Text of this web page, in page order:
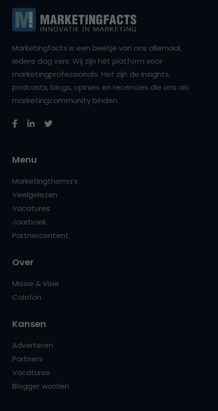
Marketingfacts is een beetje van ons allemaal,
iedere dag vers. Wij zijn hét platform voor
marketingprofessionals. Het zijn de insights,
podcasts, blogs, opinies en recencies die ons als
marketingcommunity binden.
Menu
Marketingthema’s
Veelgelezen
Vacatures
Jaarboek
Partnercontent
Over
Missie & Visie
Colofon
Kansen
Adverteren
Partners
Vacatures
Blogger worden